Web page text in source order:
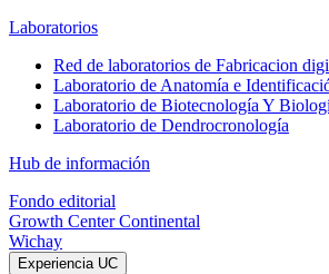
Laboratorios
Red de laboratorios de Fabricacion
Laboratorio de Anatomía e
Laboratorio de Biotecnología Y
Laboratorio de Dendrocronología
Hub de información
Fondo editorial
Growth Center Continental
Wichay
Experiencia UC